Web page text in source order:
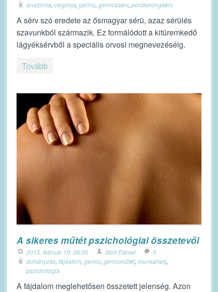
anatómia, csigolya, gerinc, gerincssérv, porckorongsérv
A sérv szó eredete az ősmagyar sérü, azaz sérülés
szavunkból származik. Ez formálódott a kitüremkedő
lágyéksérvből a speciális orvosi megnevezéséig.
Tovább
A sikeres műtét pszichológiai összetevői
2013. február 19. 08:00 Stoll Dániel
0
dohányzás, fájdalom, gerinc, gerincműtét, munkahely,
pszichológia
A fájdalom meglehetősen összetett jelenség. Azon